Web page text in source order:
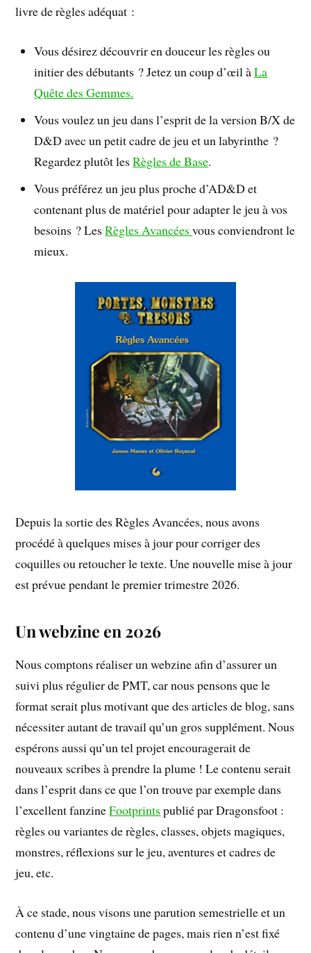
livre de règles adéquat :
Vous désirez découvrir en douceur les règles ou
initier des débutants ? Jetez un coup d’œil àLa
Quête des Gemmes.
Vous voulez un jeu dans l’esprit de la version B/X de
D&D avec un petit cadre de jeu et un labyrinthe ?
Regardez plutôt lesRègles de Base.
Vous préférez un jeu plus proche d’AD&D et
contenant plus de matériel pour adapter le jeu à vos
besoins ? LesRègles Avancéesvous conviendront le
mieux.
Depuis la sortie des Règles Avancées, nous avons
procédé à quelques mises à jour pour corriger des
coquilles ou retoucher le texte. Une nouvelle mise à jour
est prévue pendant le premier trimestre 2026.
Un webzine en 2026
Nous comptons réaliser un webzine afin d’assurer un
suivi plus régulier de PMT, car nous pensons que le
format serait plus motivant que des articles de blog, sans
nécessiter autant de travail qu’un gros supplément. Nous
espérons aussi qu’un tel projet encouragerait de
nouveaux scribes à prendre la plume ! Le contenu serait
dans l’esprit dans ce que l’on trouve par exemple dans
l’excellent fanzineFootprintspublié par Dragonsfoot :
règles ou variantes de règles, classes, objets magiques,
monstres, réflexions sur le jeu, aventures et cadres de
jeu, etc.
À ce stade, nous visons une parution semestrielle et un
contenu d’une vingtaine de pages, mais rien n’est fixé